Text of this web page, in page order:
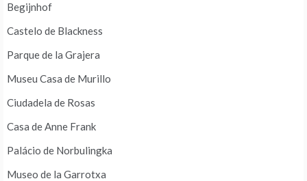
Begijnhof
Castelo de Blackness
Parque de la Grajera
Museu Casa de Murillo
Ciudadela de Rosas
Casa de Anne Frank
Palácio de Norbulingka
Museo de la Garrotxa